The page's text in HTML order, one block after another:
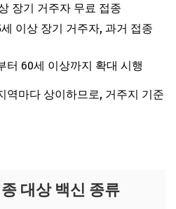
장기 거주자 무료 접종
이상 장기 거주자, 과거 접종
터 60세 이상까지 확대 시행
역마다 상이하므로, 거주지 기준
대상 백신 종류